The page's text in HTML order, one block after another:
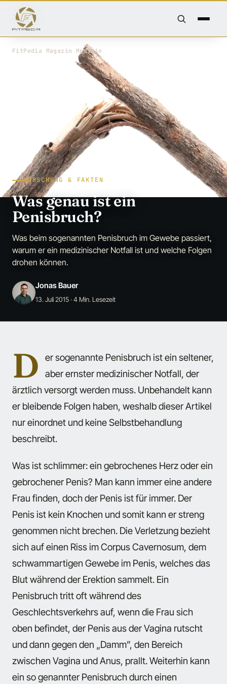
FitPedia Magazin Medizin
FORSCHUNG & FAKTEN
Was genau ist ein
Penisbruch?
Was beim sogenannten Penisbruch im Gewebe passiert,
warum er ein medizinischer Notfall ist und welche Folgen
drohen können.
Jonas Bauer
13. Juli 2015· 4 Min. Lesezeit
D
er sogenannte Penisbruch ist ein seltener,
aber ernster medizinischer Notfall, der
ärztlich versorgt werden muss. Unbehandelt kann
er bleibende Folgen haben, weshalb dieser Artikel
nur einordnet und keine Selbstbehandlung
beschreibt.
Was ist schlimmer: ein gebrochenes Herz oder ein
gebrochener Penis? Man kann immer eine andere
Frau finden, doch der Penis ist für immer. Der
Penis ist kein Knochen und somit kann er streng
genommen nicht brechen. Die Verletzung bezieht
sich auf einen Riss im Corpus Cavernosum, dem
schwammartigen Gewebe im Penis, welches das
Blut während der Erektion sammelt. Ein
Penisbruch tritt oft während des
Geschlechtsverkehrs auf, wenn die Frau sich
oben befindet, der Penis aus der Vagina rutscht
und dann gegen den „Damm”, den Bereich
zwischen Vagina und Anus, prallt. Weiterhin kann
ein so genannter Penisbruch durch einen